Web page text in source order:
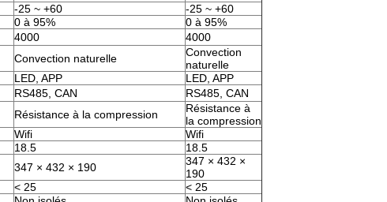
-25 ~ +60
-25 ~ +60
0 à 95%
0 à 95%
4000
4000
Convection naturelle
Convection
naturelle
LED, APP
LED, APP
RS485, CAN
RS485, CAN
Résistance à la compression
Résistance à
la compression
Wifi
Wifi
18.5
18.5
347 × 432 × 190
347 × 432 ×
190
< 25
< 25